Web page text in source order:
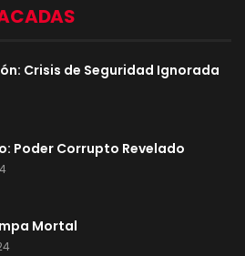
Crisis de Seguridad Ignorada
Poder Corrupto Revelado
Mortal